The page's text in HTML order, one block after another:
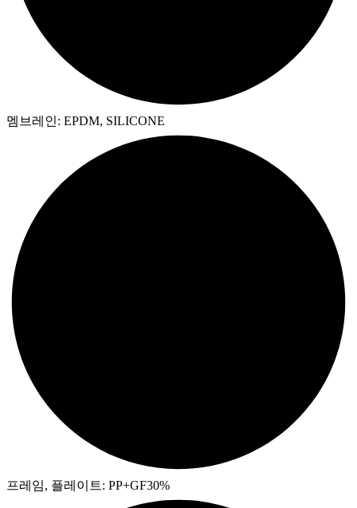
멤브레인: EPDM, SILICONE
프레임, 플레이트: PP+GF30%